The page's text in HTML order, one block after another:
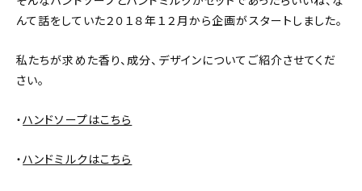
日用品
んて話をしていた２０１８年１２月から企画がスタートしました。
私たちが求めた香り、成分、デザインについてご紹介させてくだ
さい。
・ハンドソープはこちら
・ハンドミルクはこちら